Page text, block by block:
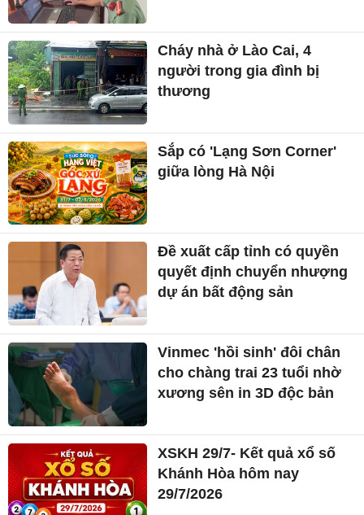
Cháy nhà ở Lào Cai, 4
người trong gia đình bị
thương
Sắp có 'Lạng Sơn Corner'
giữa lòng Hà Nội
Đề xuất cấp tỉnh có quyền
quyết định chuyển nhượng
dự án bất động sản
Vinmec 'hồi sinh' đôi chân
cho chàng trai 23 tuổi nhờ
xương sên in 3D độc bản
XSKH 29/7- Kết quả xổ số
Khánh Hòa hôm nay
29/7/2026